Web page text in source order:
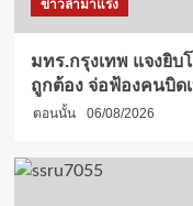
ข่าวล่ามาแรง
มทร.กรุงเทพ แจงยิบ
ถูกต้อง จ่อฟ้องคนบิด
ตอนนั้น 06/08/2026